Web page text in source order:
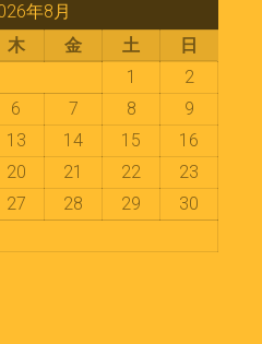
年8月
木 金 土
日
1
2
6 7 8
9
13 14 15
16
20 21 22
23
27 28 29
30